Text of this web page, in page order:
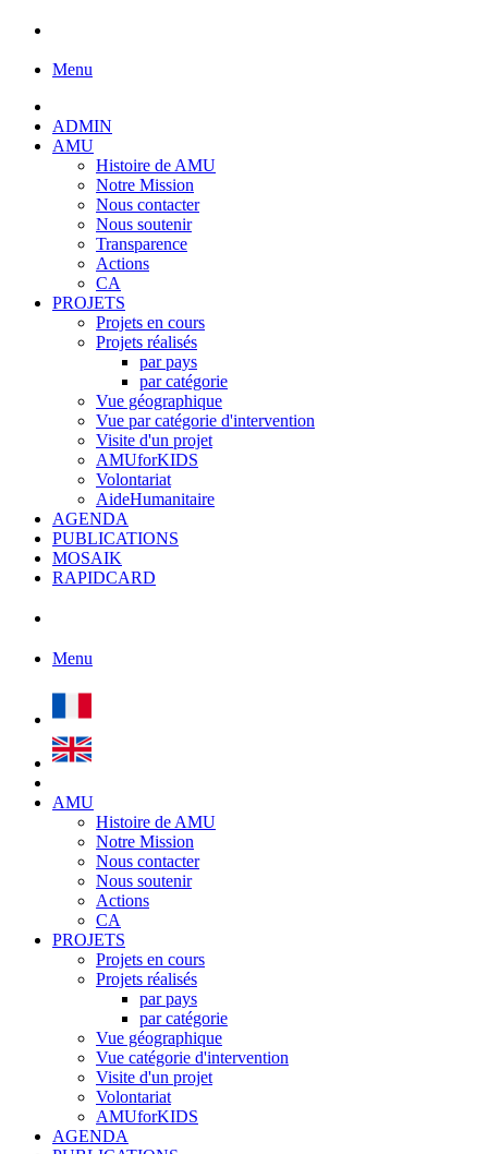
Menu
ADMIN
AMU
Histoire de AMU
Notre Mission
Nous contacter
Nous soutenir
Transparence
Actions
CA
PROJETS
Projets en cours
Projets réalisés
par pays
par catégorie
Vue géographique
Vue par catégorie d'intervention
Visite d'un projet
AMUforKIDS
Volontariat
AideHumanitaire
AGENDA
PUBLICATIONS
MOSAIK
RAPIDCARD
Menu
AMU
Histoire de AMU
Notre Mission
Nous contacter
Nous soutenir
Actions
CA
PROJETS
Projets en cours
Projets réalisés
par pays
par catégorie
Vue géographique
Vue catégorie d'intervention
Visite d'un projet
Volontariat
AMUforKIDS
AGENDA